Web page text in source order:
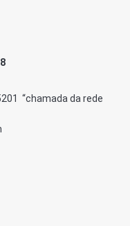
“chamada da rede